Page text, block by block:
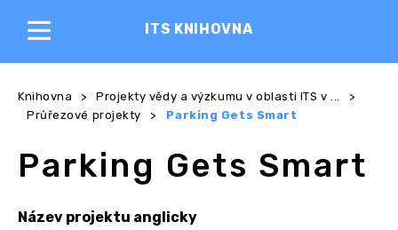
ITS KNIHOVNA
Knihovna > Projekty vědy a výzkumu v oblasti ITS v ...
>
Průřezové projekty
> Parking Gets Smart
Parking Gets Smart
Název projektu anglicky